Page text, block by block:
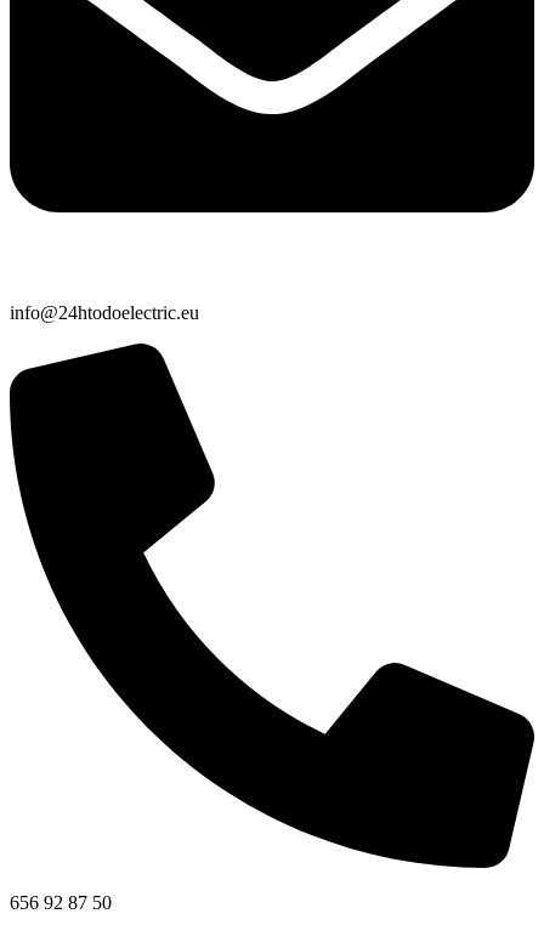
info@24htodoelectric.eu
656 92 87 50